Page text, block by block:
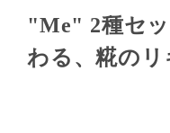
"Me" 2種セ
わる、糀の